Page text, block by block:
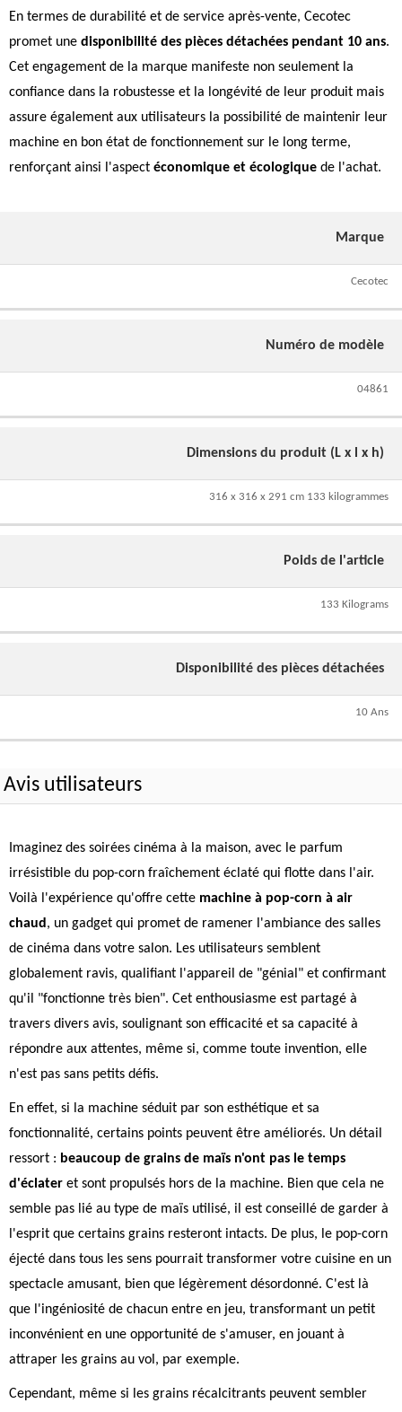
En termes de durabilité et de service après-vente, Cecotec
promet une disponibilité des pièces détachées pendant 10 ans.
Cet engagement de la marque manifeste non seulement la
confiance dans la robustesse et la longévité de leur produit mais
assure également aux utilisateurs la possibilité de maintenir leur
machine en bon état de fonctionnement sur le long terme,
renforçant ainsi l'aspect économique et écologique de l'achat.
Marque
Cecotec
Numéro de modèle
04861
Dimensions du produit (L x l x h)
316 x 316 x 291 cm 133 kilogrammes
Poids de l'article
133 Kilograms
Disponibilité des pièces détachées
10 Ans
Avis utilisateurs
Imaginez des soirées cinéma à la maison, avec le parfum
irrésistible du pop-corn fraîchement éclaté qui flotte dans l'air.
Voilà l'expérience qu'offre cette machine à pop-corn à air
chaud , un gadget qui promet de ramener l'ambiance des salles
de cinéma dans votre salon. Les utilisateurs semblent
globalement ravis, qualifiant l'appareil de "génial" et confirmant
qu'il "fonctionne très bien". Cet enthousiasme est partagé à
travers divers avis, soulignant son efficacité et sa capacité à
répondre aux attentes, même si, comme toute invention, elle
n'est pas sans petits défis.
En effet, si la machine séduit par son esthétique et sa
fonctionnalité, certains points peuvent être améliorés. Un détail
ressort : beaucoup de grains de maïs n'ont pas le temps
d'éclater et sont propulsés hors de la machine. Bien que cela ne
semble pas lié au type de maïs utilisé, il est conseillé de garder à
l'esprit que certains grains resteront intacts. De plus, le pop-corn
éjecté dans tous les sens pourrait transformer votre cuisine en un
spectacle amusant, bien que légèrement désordonné. C'est là
que l'ingéniosité de chacun entre en jeu, transformant un petit
inconvénient en une opportunité de s'amuser, en jouant à
attraper les grains au vol, par exemple.
Cependant, même si les grains récalcitrants peuvent sembler